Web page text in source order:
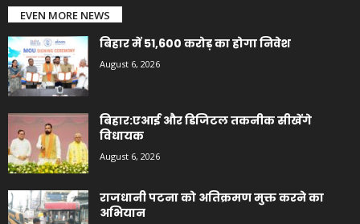
EVEN MORE NEWS
बिहार में 51,600 करोड़ का होगा निवेश
August 6, 2026
बिहार:एआई और डिजिटल तकनीक सीखेंगे
विधायक
August 6, 2026
राजधानी पटना को अतिक्रमण मुक्त करने का
अभियान